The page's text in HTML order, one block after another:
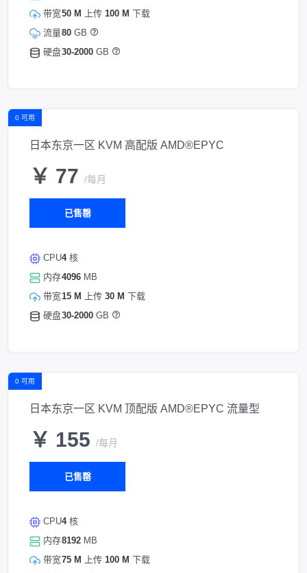
带宽
流量
硬盘
50 M
上传 100 M 下载
80 GB
30-2000 GB
0 可用
日本东京一区 KVM 高配版 AMD®EPYC
￥ 77 /每月
已售罄
CPU
内存
带宽
硬盘
4核
4096 MB
15 M
上传 30 M 下载
30-2000 GB
0 可用
日本东京一区 KVM 顶配版 AMD®EPYC 流量型
￥ 155 /每月
已售罄
CPU
内存
带宽
4核
8192 MB
75 M
上传 100 M 下载